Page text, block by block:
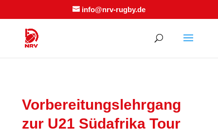
info@nrv-rugby.de
Vorbereitungslehrgang
zur U21 Südafrika Tour